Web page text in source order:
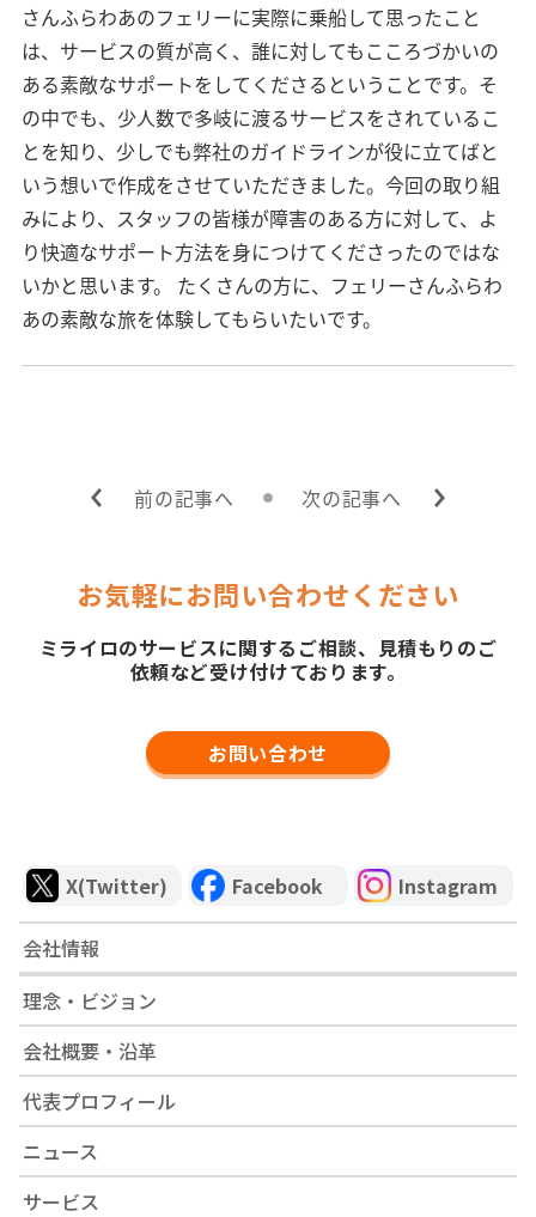
さんふらわあのフェリーに実際に乗船して思ったこと
は、サービスの質が高く、誰に対してもこころづかいの
ある素敵なサポートをしてくださるということです。そ
の中でも、少人数で多岐に渡るサービスをされているこ
とを知り、少しでも弊社のガイドラインが役に立てばと
いう想いで作成をさせていただきました。今回の取り組
みにより、スタッフの皆様が障害のある方に対して、よ
り快適なサポート方法を身につけてくださったのではな
いかと思います。 たくさんの方に、フェリーさんふらわ
あの素敵な旅を体験してもらいたいです。
前の記事へ 次の記事へ
お気軽にお問い合わせください
ミライロのサービスに関するご相談、見積もりのご
依頼など受け付けております。
お問い合わせ
X(Twitter) Facebook Instagram
会社情報
理念・ビジョン
会社概要・沿革
代表プロフィール
ニュース
サービス